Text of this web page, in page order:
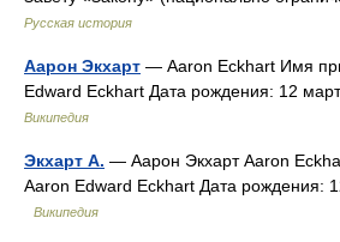
Русская история
Аарон Экхарт — Aaron Eckhart Имя
Edward Eckhart Дата рождения: 12
Википедия
Экхарт А. — Аарон Экхарт Aaron
Aaron Edward Eckhart Дата рождения:
Википедия